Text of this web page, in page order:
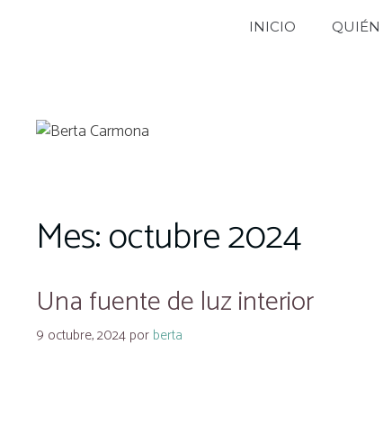
INICIO QUIÉN
Mes:octubre 2024
Una fuente de luz interior
9 octubre, 2024 por berta